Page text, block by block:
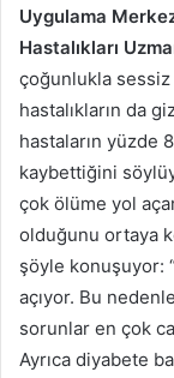
Uygulama
Hastalıkları
çoğunlukla sessiz
hastalıkların da
hastaların yüzde
kaybettiğini
çok ölüme yol
olduğunu ortaya
şöyle konuşuyor:
açıyor. Bu
sorunlar en çok
Ayrıca diyabete